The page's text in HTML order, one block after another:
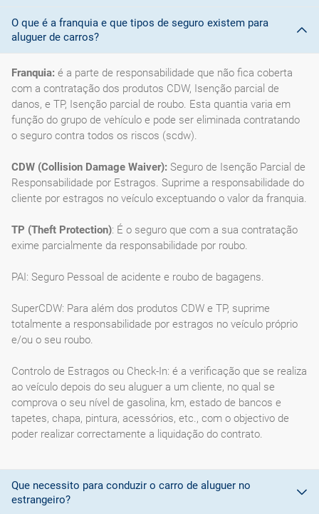
O que é a franquia e que tipos de seguro existem para
aluguer de carros?
Franquia: é a parte de responsabilidade que não fica coberta
com a contratação dos produtos CDW, Isenção parcial de
danos, e TP, Isenção parcial de roubo. Esta quantia varia em
função do grupo de vehículo e pode ser eliminada contratando
o seguro contra todos os riscos (scdw).
CDW (Collision Damage Waiver): Seguro de Isenção Parcial de
Responsabilidade por Estragos. Suprime a responsabilidade do
cliente por estragos no veículo exceptuando o valor da franquia.
TP (Theft Protection): É o seguro que com a sua contratação
exime parcialmente da responsabilidade por roubo.
PAI: Seguro Pessoal de acidente e roubo de bagagens.
SuperCDW: Para além dos produtos CDW e TP, suprime
totalmente a responsabilidade por estragos no veículo próprio
e/ou o seu roubo.
Controlo de Estragos ou Check-In: é a verificação que se realiza
ao veículo depois do seu aluguer a um cliente, no qual se
comprova o seu nível de gasolina, km, estado de bancos e
tapetes, chapa, pintura, acessórios, etc., com o objectivo de
poder realizar correctamente a liquidação do contrato.
Que necessito para conduzir o carro de aluguer no
estrangeiro?